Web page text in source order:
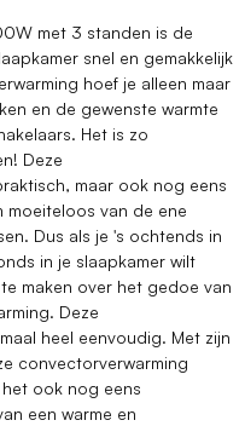
met 3 standen is de
snel en gemakkelijk
hoef je alleen maar
en de gewenste warmte
Het is zo
Deze
maar ook nog eens
van de ene
Dus als je 's ochtends in
in je slaapkamer wilt
maken over het gedoe van
Deze
heel eenvoudig. Met zijn
convectorverwarming
ook nog eens
een warme en